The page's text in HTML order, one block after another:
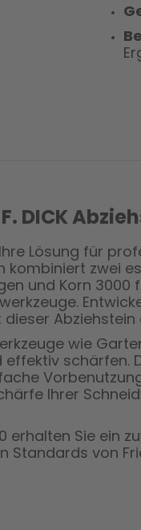
DICK
Lösung für
zwei
und Korn
wie
effektiv
Ihrer
erhalten Sie ein
von